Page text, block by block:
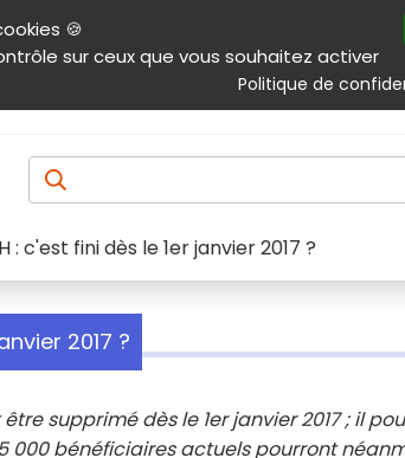
🍪
sur ceux que vous souhaitez activer
Politique de
Menu principal
Produits & services Emploi
: c'est fini dès le 1er janvier 2017 ?
2017 ?
supprimé dès le 1er janvier 2017 ; il
000 bénéficiaires actuels pourront